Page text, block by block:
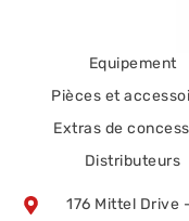
Equipement
Pièces et
Extras de
Distributeurs
176 Mittel Drive